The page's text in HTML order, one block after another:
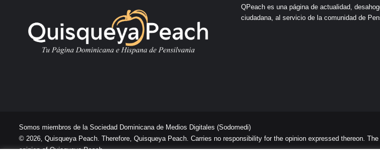
QPeach es una página de actualidad,
ciudadana, al servicio de la comunidad de
Somos miembros de la Sociedad Dominicana de Medios Digitales (Sodomedi)
© 2026, Quisqueya Peach. Therefore, Quisqueya Peach. Carries no responsibility for the opinion expressed thereon.